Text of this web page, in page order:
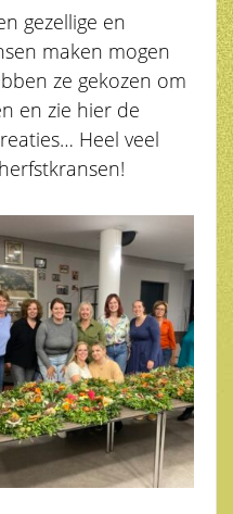
gezellige en
maken mogen
ze gekozen om
en zie hier de
Heel veel